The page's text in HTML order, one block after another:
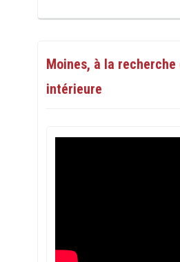
Moines, à la recherche
intérieure